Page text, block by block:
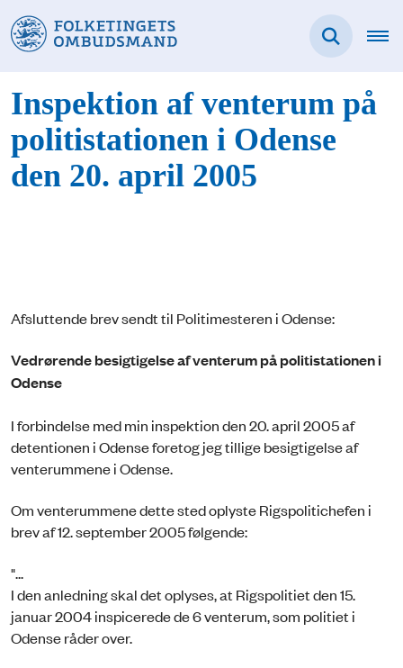
Inspektion af venterum på
politistationen i Odense
den 20. april 2005
Afsluttende brev sendt til Politimesteren i Odense:
Vedrørende besigtigelse af venterum på politistationen i
Odense
I forbindelse med min inspektion den 20. april 2005 af
detentionen i Odense foretog jeg tillige besigtigelse af
venterummene i Odense.
Om venterummene dette sted oplyste Rigspolitichefen i
brev af 12. september 2005 følgende:
"...
I den anledning skal det oplyses, at Rigspolitiet den 15.
januar 2004 inspicerede de 6 venterum, som politiet i
Odense råder over.